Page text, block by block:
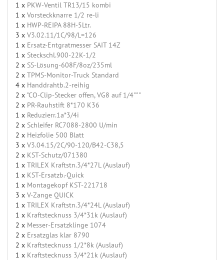
1 x PKW-Ventil TR13/15 kombi
1 x Vorsteckknarre 1/2 re-li
1 x HWP-REIPA 88H-5Ltr.
3 x V3.02.11/1C/98/L=126
1 x Ersatz-Entgratmesser SAIT 14Z
1 x Steckschl.900-22K-1/2
2 x SS-Lösung-608F/8oz/235ml
2 x TPMS-Monitor-Truck Standard
4 x Handdrahtb.2-reihig
2 x "CO-Clip-Stecker offen, VG8 auf 1/4"""
2 x PR-Rauhstift 8*170 K36
1 x Reduzierr.1a*3/4i
2 x Schleifer RC7088-2800 U/min
2 x Heizfolie 500 Blatt
3 x V3.04.15/2C/90-120/B42-C38,5
2 x KST-Schutz/071380
1 x TRILEX Kraftstn.3/4*27L (Auslauf)
1 x KST-Ersatzb.-Quick
1 x Montagekopf KST-221718
3 x V-Zange QUICK
1 x TRILEX Kraftstn.3/4*24L (Auslauf)
1 x Kraftstecknuss 3/4*31k (Auslauf)
2 x Messer-Ersatzklinge 1074
2 x Ersatzglas klar 8790
2 x Kraftstecknuss 1/2*8k (Auslauf)
1 x Kraftstecknuss 3/4*21k (Auslauf)